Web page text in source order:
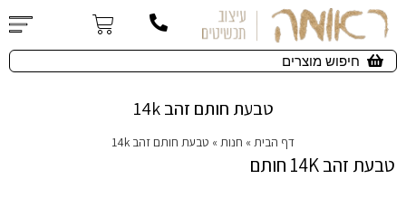
טבעת חותם זהב 14k
דף הבית » חנות » טבעת חותם זהב 14k
טבעת זהב 14K חותם